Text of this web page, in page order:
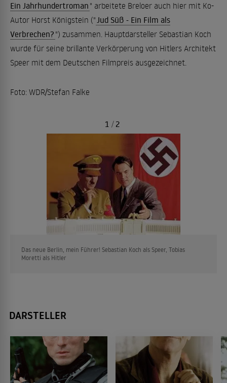
Ein Jahrhundertroman " arbeitete Breloer auch hier mit Ko-
Autor Horst Königstein ("Jud Süß - Ein Film als
Verbrechen? ") zusammen. Hauptdarsteller Sebastian Koch
wurde für seine brillante Verkörperung von Hitlers Architekt
Speer mit dem Deutschen Filmpreis ausgezeichnet.
Foto: WDR/Stefan Falke
Das neue Berlin, mein Führer! Sebastian Koch als Speer, Tobias
Moretti als Hitler
1 / 2
DARSTELLER